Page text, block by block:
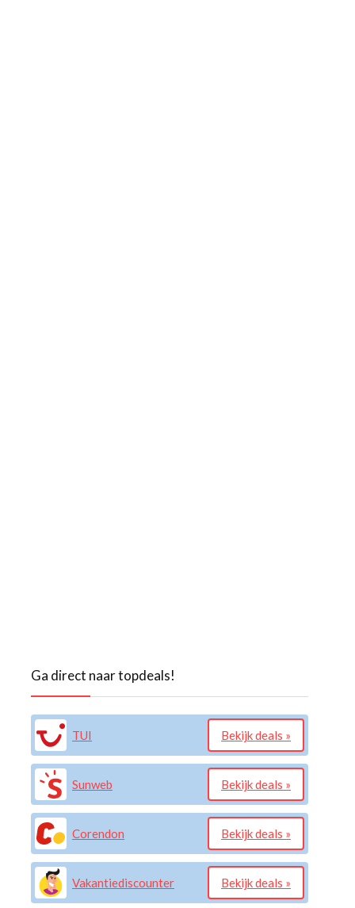
Ga direct naar topdeals!
TUI Bekijk deals »
Sunweb Bekijk deals »
Corendon Bekijk deals »
Vakantiediscounter Bekijk deals »